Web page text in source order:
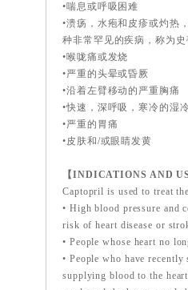
•喘息或呼吸困难
•溃疡，水疱和皮疹或灼热
种非常罕见的疾病，称为
•喉咙痛或发烧
•严重的头晕或昏厥
•沿着左臂移动的严重胸痛
•快速，深呼吸，寒冷的湿
•严重的胃痛
•皮肤和/或眼睛发黄
【INDICATIONS AND
Captopril is used to treat
• High blood pressure and
risk of heart disease or
• People whose heart no
• People who have
supplying blood to the